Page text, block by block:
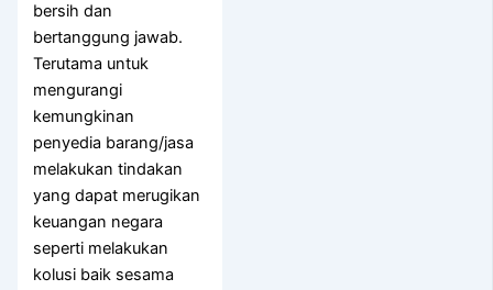
bersih dan
bertanggung jawab.
Terutama untuk
mengurangi
kemungkinan
penyedia barang/jasa
melakukan tindakan
yang dapat merugikan
keuangan negara
seperti melakukan
kolusi baik sesama